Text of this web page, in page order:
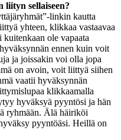
sellaiseen?
linkin kautta
yhteen, klikkaa vastaavaa
ole vapaata
ennen kuin voit
ja joissakin voi olla jopa
on avoin, voit liittyä siihen
vaatii hyväksynnän
klikkaamalla
hyväksyä pyyntösi ja hän
ryhmään. Älä häiriköi
pyyntöäsi. Heillä on